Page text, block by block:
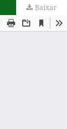
Baixar